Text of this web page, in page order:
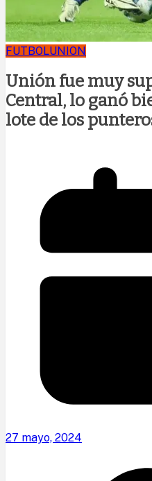
FUTBOLUNION
Unión fue muy
Central, lo ganó
lote de los
27 mayo, 2024